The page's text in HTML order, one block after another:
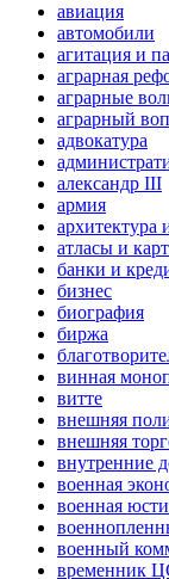
авиация
автомобили
агитация и
аграрная
аграрные
аграрный
адвокатура
александр III
армия
архитектура
атласы и
банки и
бизнес
биография
биржа
винная
витте
внешняя
внешняя
внутренние
военная
военная
военный
временник